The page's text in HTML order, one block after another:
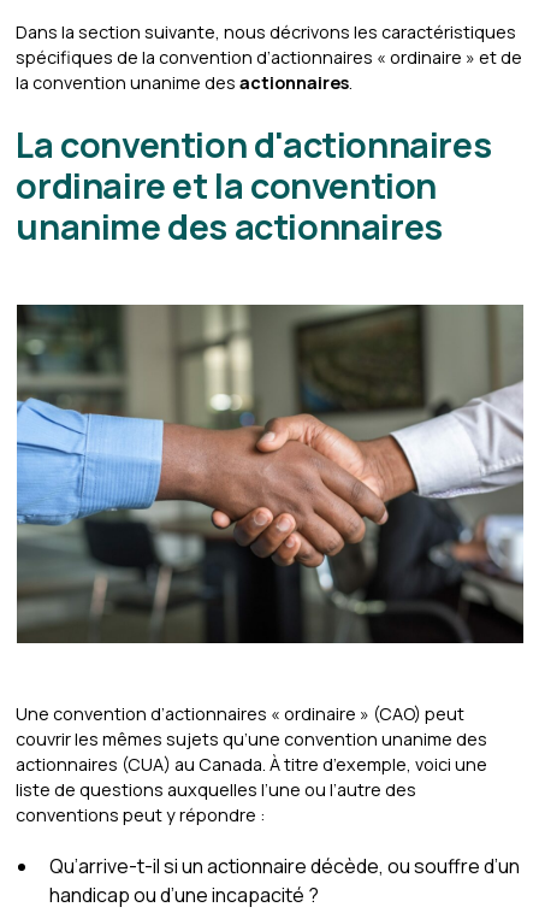
Dans la section suivante, nous décrivons les caractéristiques
spécifiques de la convention d’actionnaires « ordinaire » et de
la convention unanime desactionnaires.
La convention d'actionnaires
ordinaire et la convention
unanime des actionnaires
Une convention d’actionnaires « ordinaire » (CAO) peut
couvrir les mêmes sujets qu’une convention unanime des
actionnaires (CUA) au Canada. À titre d’exemple, voici une
liste de questions auxquelles l’une ou l’autre des
conventions peut y répondre :
Qu’arrive-t-il si un actionnaire décède, ou souffre d’un
handicap ou d’une incapacité ?